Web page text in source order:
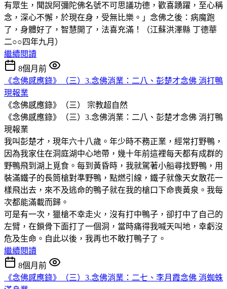
有眾生，聞說阿彌陀佛名號不可思議功德，歡喜踴躍，至心稱
念，深心不懈，於現在身，受無比樂。」念佛之後：病魔跑
了，身體好了，智慧開了，法喜充滿！（江蘇洪澤縣 丁德華
二○○四年九月）
繼續閱讀
8個月前
《念佛感應錄》（三）3.念佛消業：二八、彭楚才念佛 消打鴨
現報業
《念佛感應錄》（三） 宗教超自然
《念佛感應錄》（三）3.念佛消業：二八、彭楚才念佛 消打鴨
現報業
我叫彭楚才，現年六十八歲。年少時不務正業，經常打野鴨，
因為我家住在洞庭湖中心地帶，幾十年前這裡每天都有成群的
野鴨飛到湖上覓食。每到黃昏時，我就駕著小船尋找野鴨，用
裝滿鐵子的長筒槍對準野鴨，點燃引線，鐵子就像天女散花一
樣飛出去，來不及逃命的鴨子就在我的槍口下命喪黃泉。我每
次都能滿載而歸。
可是有一次，獵槍不幸走火，沒有打中鴨子，卻打中了自己的
左臂，在鎖骨下面打了一個洞，當時痛得我喊天叫地，幸虧沒
危及生命。自此以後，我再也不敢打鴨子了。
繼續閱讀
8個月前
《念佛感應錄》（三）3.念佛消業：二七、李月霞念佛 消蜘蛛